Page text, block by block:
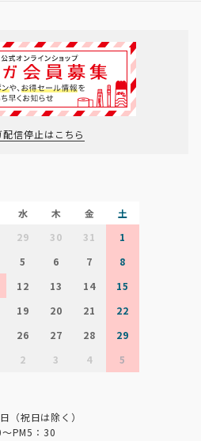
配信停止はこちら
水 木 金
土
29 30 31
1
5 6 7
8
12 13 14
15
19 20 21
22
26 27 28
29
2 3 4 5
祝日は除く）
PM5：30